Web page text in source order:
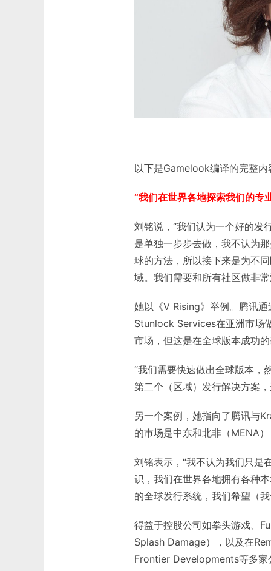
以下是Gamelook编译的完整内
“我们在世界各地探索我们的专
刘铭说，“我们认为一个好的发
是单独一步步去做，我不认为
球的方法，所以接下来是为不
域。我们需要和所有社区做非
她以《V Rising》举例。腾讯
Stunlock Services在亚洲市场
市场，但这是在全球版本成功
“我们需要快速做出全球版本，
第二个（区域）发行解决方案
另一个案例，她指向了腾讯与
的市场是中东和北非（MENA
刘铭表示，“我不认为我们只是
识，我们在世界各地拥有各种
的全球发行系统，我们希望（
得益于控股公司如拳头游戏、
Splash Damage），以及在
Frontier Developments等多家